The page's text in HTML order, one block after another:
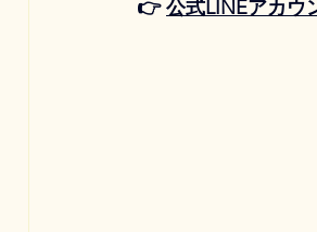
👉 公式LINEアカウ